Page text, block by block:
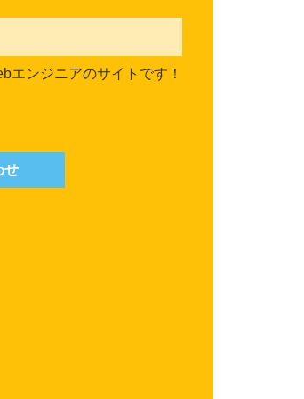
エンジニアのサイトです！
せ